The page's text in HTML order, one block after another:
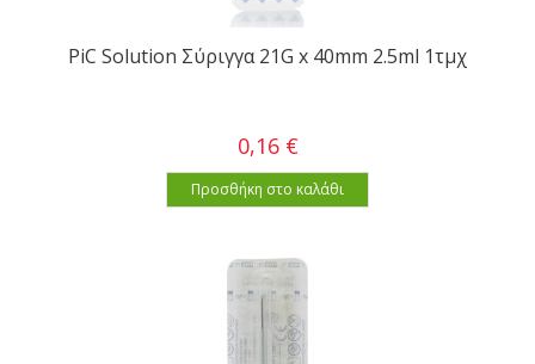
PiC Solution Σύριγγα 21G x 40mm 2.5ml 1τμχ
0,16 €
Προσθήκη στο καλάθι